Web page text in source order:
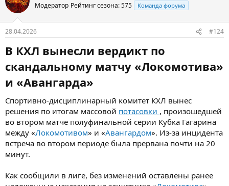
Модератор Рейтинг сезона: 575 Команда форума
28.04.2026 #124
В КХЛ вынесли вердикт по
скандальному матчу «Локомотива»
и «Авангарда»
Спортивно-дисциплинарный комитет КХЛ вынес
решения по итогам массовой потасовки , произошедшей
во втором матче полуфинальной серии Кубка Гагарина
между «Локомотивом» и «Авангардом». Из-за инцидента
встреча во втором периоде была прервана почти на 20
минут.
Как сообщили в лиге, без изменений оставлены ранее